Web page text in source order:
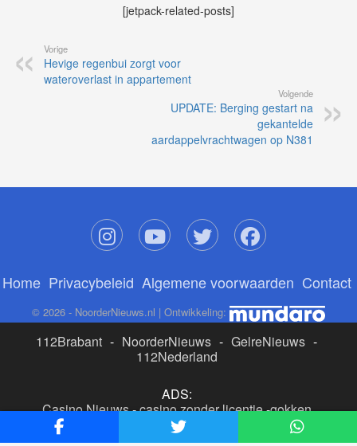
[jetpack-related-posts]
Vorige
Hevige regenbui zorgt voor
wateroverlast in appartement
Volgende
UPDATE: Berging gestart na
gekantelde
aardappelvrachtwagen op N381
Home Privacybeleid Algemene voorwaarden Contact
© 2026 - NoorderNieuws.nl | Ontwikkeling:
112Brabant - NoorderNieuws - GelreNieuws -
112Nederland
ADS:
Casino Nieuws-casino zonder licentie-gokken
buitenlandse site
beste online casino nederland